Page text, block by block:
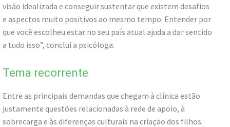
visão idealizada e conseguir sustentar que existem desafios
e aspectos muito positivos ao mesmo tempo. Entender por
que você escolheu estar no seu país atual ajuda a dar sentido
a tudo isso”, conclui a psicóloga.
Tema recorrente
Entre as principais demandas que chegam à clínica estão
justamente questões relacionadas à rede de apoio, à
sobrecarga e às diferenças culturais na criação dos filhos.